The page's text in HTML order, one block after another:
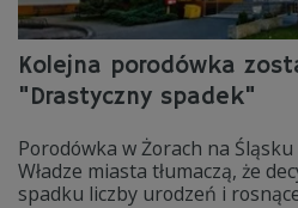
Kolejna porodówka
"Drastyczny spadek"
Porodówka w Żorach na
Władze miasta tłumaczą, że
spadku liczby urodzeń i